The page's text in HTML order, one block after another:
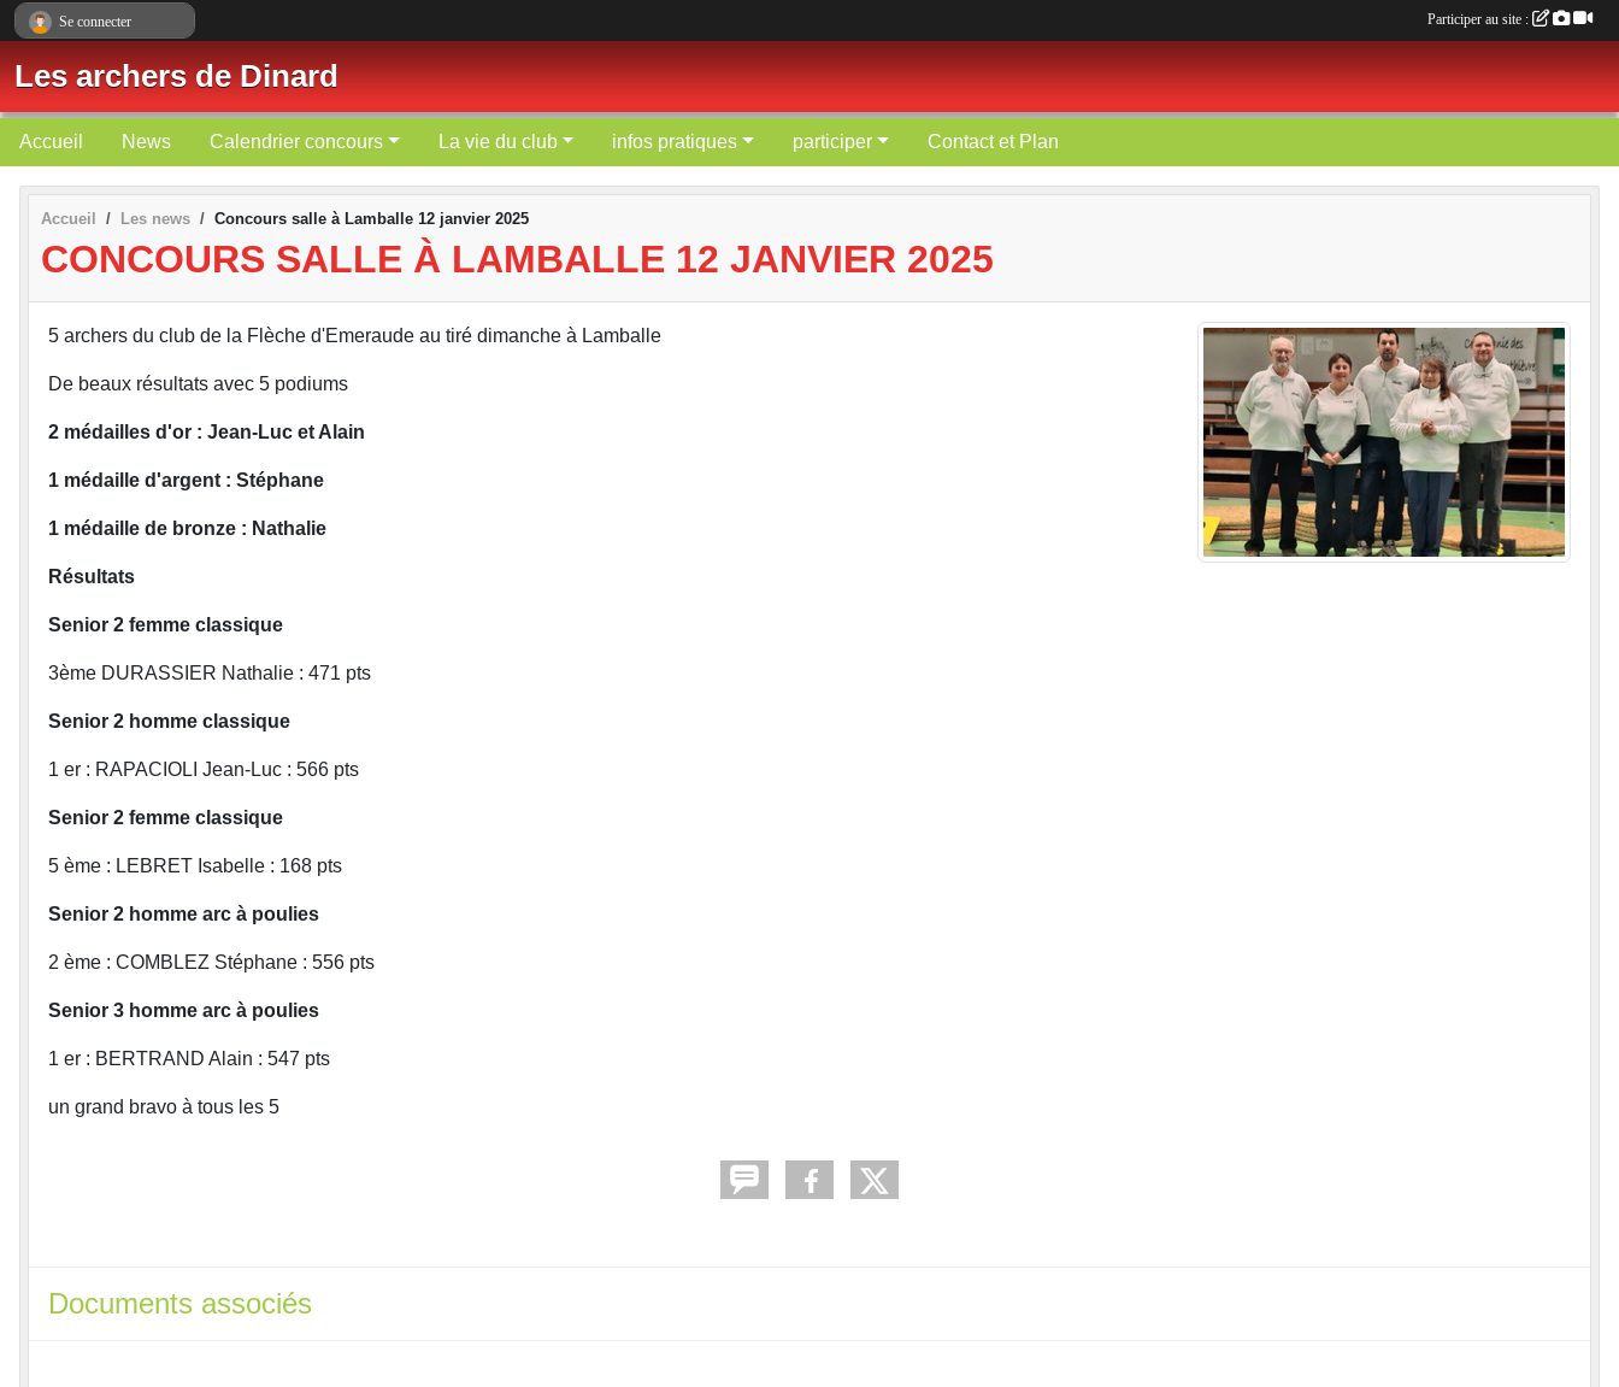
Les archers de Dinard
Accueil News Calendrier concours La vie du club infos pratiques participer Contact et Plan
Accueil Les news Concours salle à Lamballe 12 janvier 2025
CONCOURS SALLE À LAMBALLE 12 JANVIER 2025
5 archers du club de la Flèche d'Emeraude au tiré dimanche à Lamballe
De beaux résultats avec 5 podiums
2 médailles d'or : Jean-Luc et Alain
1 médaille d'argent : Stéphane
1 médaille de bronze : Nathalie
Résultats
Senior 2 femme classique
3ème DURASSIER Nathalie : 471 pts
Senior 2 homme classique
1 er : RAPACIOLI Jean-Luc : 566 pts
Senior 2 femme classique
5 ème : LEBRET Isabelle : 168 pts
Senior 2 homme arc à poulies
2 ème : COMBLEZ Stéphane : 556 pts
Senior 3 homme arc à poulies
1 er : BERTRAND Alain : 547 pts
un grand bravo à tous les 5
Documents associés
Se connecter Participer au site :
Panneau de gestion des cookies